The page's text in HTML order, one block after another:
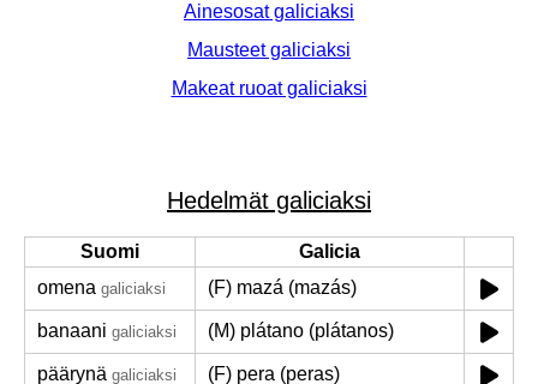
Ainesosat galiciaksi
Mausteet galiciaksi
Makeat ruoat galiciaksi
Hedelmät galiciaksi
Suomi
Galicia
omena galiciaksi (F) mazá (mazás)
banaani galiciaksi (M) plátano (plátanos)
päärynä galiciaksi
(F) pera (peras)